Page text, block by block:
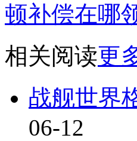
顿补偿在哪
相关阅读更
战舰世界
06-12